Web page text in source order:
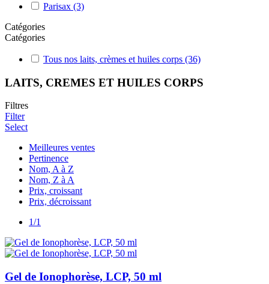
Parisax (3)
Catégories
Catégories
Tous nos laits, crèmes et huiles corps (36)
LAITS, CREMES ET HUILES CORPS
Filtres
Filter
Select
Meilleures ventes
Pertinence
Nom, A à Z
Nom, Z à A
Prix, croissant
Prix, décroissant
1/1
Gel de Ionophorèse, LCP, 50 ml